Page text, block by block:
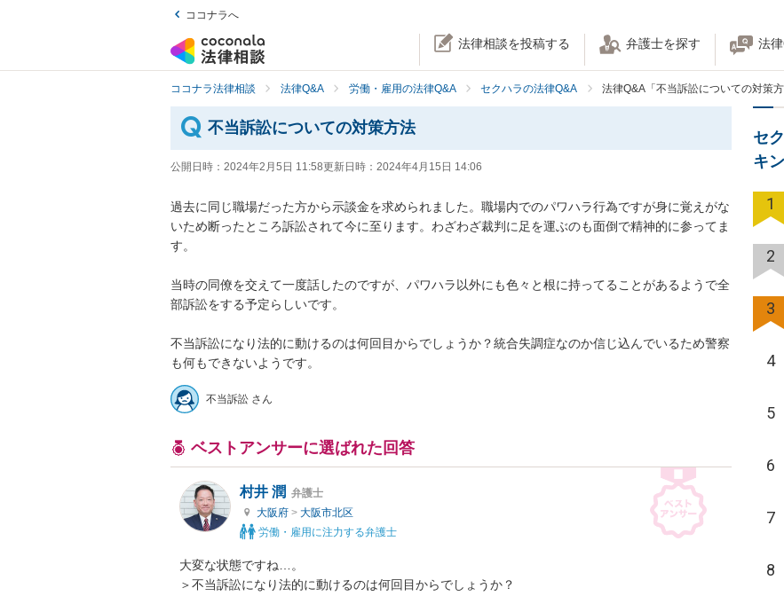
ココナラへ
法律相談を投稿する 弁護士を探す 法
ココナラ法律相談 法律Q&A 労働・雇用の法律Q&A セクハラの法律Q&A 法律Q&A「不当訴訟についての対策方
不当訴訟についての対策方法
公開日時： 2024年2月5日 11:58更新日時： 2024年4月15日 14:06
過去に同じ職場だった方から示談金を求められました。職場内でのパワハラ行為ですが身に覚えがな
いため断ったところ訴訟されて今に至ります。わざわざ裁判に足を運ぶのも面倒で精神的に参ってま
す。
当時の同僚を交えて一度話したのですが、パワハラ以外にも色々と根に持ってることがあるようで全
部訴訟をする予定らしいです。
不当訴訟になり法的に動けるのは何回目からでしょうか？統合失調症なのか信じ込んでいるため警察
も何もできないようです。
不当訴訟 さん
ベストアンサーに選ばれた回答
村井 潤 弁護士
大阪府 > 大阪市北区
労働・雇用に注力する弁護士
大変な状態ですね…。
＞不当訴訟になり法的に動けるのは何回目からでしょうか？
セ
キ
1
2
3
4
5
6
7
8